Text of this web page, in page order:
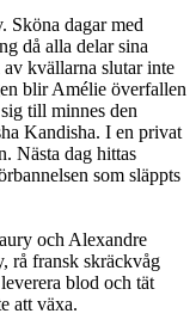
Sköna dagar med
då alla delar sina
kvällarna slutar inte
blir Amélie överfallen
till minnes den
Kandisha. I en privat
Nästa dag hittas
som släppts
och Alexandre
rå fransk skräckvåg
blod och tät
att växa.